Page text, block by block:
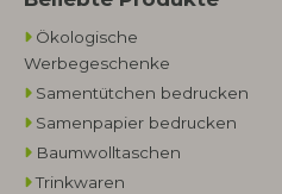
Ökologische
Werbegeschenke​
Samentütchen bedrucken
Samenpapier bedrucken
Baumwolltaschen​
Trinkwaren